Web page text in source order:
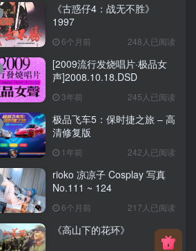
《古惑仔4：战无不胜》
1997
6个月前 248人已阅读
[2009流行发烧唱片·极品女
声]2008.10.18.DSD
3年前 245人已阅读
极品飞车5：保时捷之旅 – 高
清修复版
1年前 242人已阅读
rioko 凉凉子 Cosplay 写真
No.111 ~ 124
6个月前 217人已阅读
《高山下的花环》